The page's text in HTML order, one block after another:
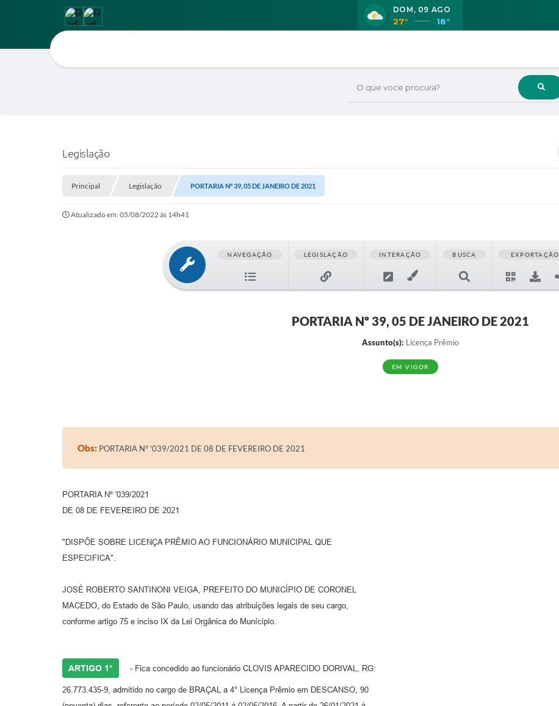
O que voce procura?
DOM 09 AGO
27° 18°
Legislação
Principal Legislação PORTARIA Nº 39, 05 DE JANEIRO DE 2021
Atualizado em: 05/08/2022 às 14h41
NAVEGAÇÃO LEGISLAÇÃO INTERAÇÃO BUSCA EXPORTAÇÃO
PORTARIA Nº 39, 05 DE JANEIRO DE 2021
Assunto(s): Licença Prêmio
EM VIGOR
Obs: PORTARIA Nº '039/2021 DE 08 DE FEVEREIRO DE 2021
PORTARIA Nº '039/2021
DE 08 DE FEVEREIRO DE 2021
"DISPÕE SOBRE LICENÇA PRÊMIO AO FUNCIONÁRIO MUNICIPAL QUE
ESPECIFICA".
JOSÉ ROBERTO SANTINONI VEIGA, PREFEITO DO MUNICÍPIO DE CORONEL
MACEDO, do Estado de São Paulo, usando das atribuições legais de seu cargo,
conforme artigo 75 e inciso IX da Lei Orgânica do Munícipio.
ARTIGO 1° - Fica concedido ao funcionário CLOVIS APARECIDO DORIVAL, RG:
26.773.435-9, admitido no cargo de BRAÇAL a 4° Licença Prêmio em DESCANSO, 90